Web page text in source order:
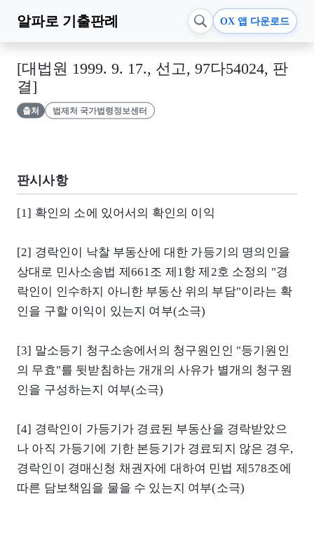
알파로 기출판례 OX 앱 다운로드
[대법원 1999. 9. 17., 선고, 97다54024, 판
결]
출처 법제처 국가법령정보센터
판시사항
[1] 확인의 소에 있어서의 확인의 이익
[2] 경락인이 낙찰 부동산에 대한 가등기의 명의인을
상대로 민사소송법 제661조 제1항 제2호 소정의 "경
락인이 인수하지 아니한 부동산 위의 부담"이라는 확
인을 구할 이익이 있는지 여부(소극)
[3] 말소등기 청구소송에서의 청구원인인 "등기원인
의 무효"를 뒷받침하는 개개의 사유가 별개의 청구원
인을 구성하는지 여부(소극)
[4] 경락인이 가등기가 경료된 부동산을 경락받았으
나 아직 가등기에 기한 본등기가 경료되지 않은 경우,
경락인이 경매신청 채권자에 대하여 민법 제578조에
따른 담보책임을 물을 수 있는지 여부(소극)